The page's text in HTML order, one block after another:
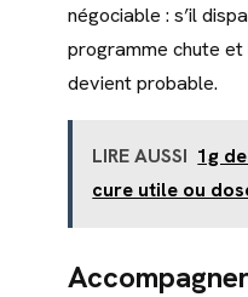
négociable : s’il
programme chute
devient probable.
LIRE AUSSI 1g
cure utile ou